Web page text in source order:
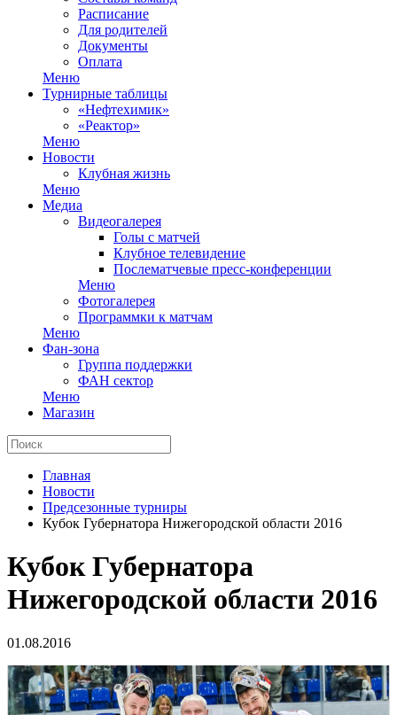
Расписание
Для родителей
Документы
Оплата
Меню
Турнирные таблицы
«Нефтехимик»
«Реактор»
Меню
Новости
Клубная жизнь
Меню
Медиа
Видеогалерея
Голы с матчей
Клубное телевидение
Послематчевые пресс-конференции
Меню
Фотогалерея
Программки к матчам
Меню
Фан-зона
Группа поддержки
ФАН сектор
Меню
Магазин
Главная
Новости
Предсезонные турниры
Кубок Губернатора Нижегородской области 2016
Кубок Губернатора
Нижегородской области 2016
01.08.2016